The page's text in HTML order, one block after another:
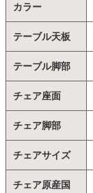
カラー
テーブル天板
テーブル脚部
チェア座面
チェア脚部
チェアサイズ
チェア原産国